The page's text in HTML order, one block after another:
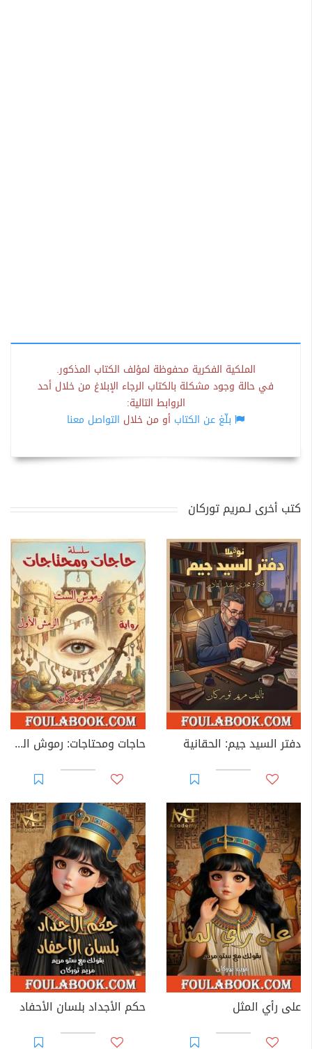
الملكية الفكرية محفوظة لمؤلف الكتاب المذكور.
في حالة وجود مشكلة بالكتاب الرجاء الإبلاغ من خلال أحد
الروابط التالية:
بلّغ عن الكتاب أو من خلال التواصل معنا
كتب أخرى لـمريم توركان
دفتر السيد جيم: الحقانية حاجات ومحتاجات: رموش الست (الرمش الأول)
على رأي المثل حكم الأجداد بلسان الأحفاد